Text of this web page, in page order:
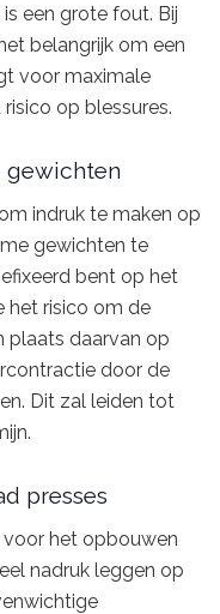
een grote fout. Bij
belangrijk om een
voor maximale
op blessures.
gewichten
indruk te maken op
gewichten te
bent op het
het risico om de
plaats daarvan op
door de
Dit zal leiden tot
presses
voor het opbouwen
nadruk leggen op